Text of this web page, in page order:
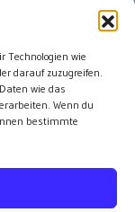
Technologien wie
darauf zuzugreifen.
wie das
Wenn du
bestimmte